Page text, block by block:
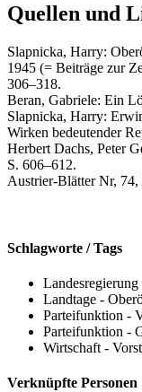
Quellen und
Slapnicka, Harry:
1945 (= Beiträge zur
306–318.
Beran, Gabriele: Ein
Slapnicka, Harry:
Wirken bedeutender
Herbert Dachs, Peter
S. 606–612.
Austrier-Blätter Nr, 74,
Schlagworte / Tags
Landtage -
Parteifunktion -
Parteifunktion -
Wirtschaft -
Verknüpfte Personen